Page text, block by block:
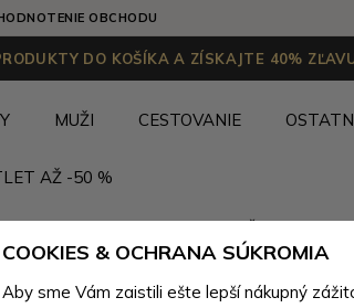
OBCHODU
DO KOŠÍKA A ZÍSKAJTE 40%
MUŽI CESTOVANIE
AŽ -50 %
COOKIES & OCHRANA SÚKROMIA
Aby sme Vám zaistili ešte lepší nákupný